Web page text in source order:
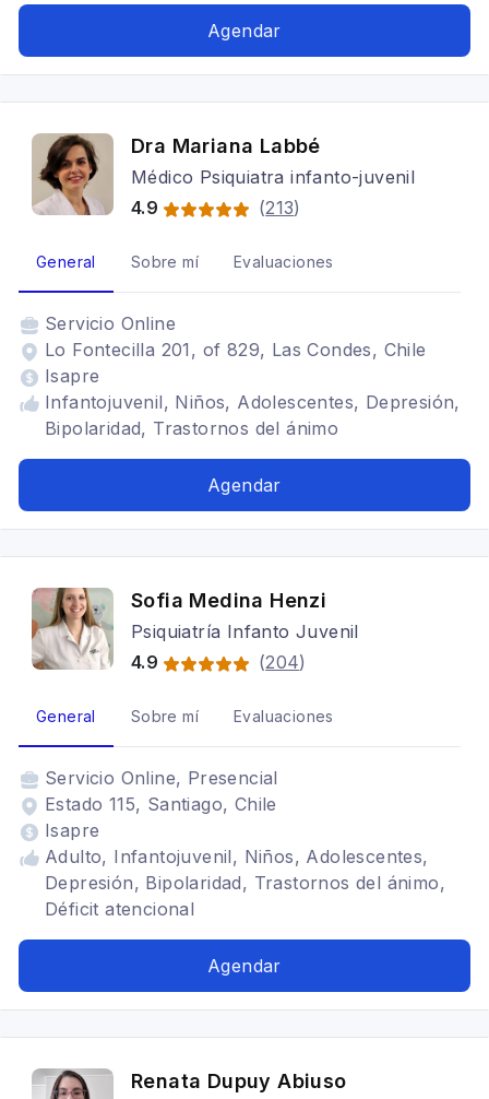
Agendar
Dra Mariana Labbé
Médico Psiquiatra infanto-juvenil
4.9
(213)
General Sobre mí Evaluaciones
Servicio Online
Lo Fontecilla 201, of 829, Las Condes, Chile
Isapre
Infantojuvenil, Niños, Adolescentes, Depresión,
Bipolaridad, Trastornos del ánimo
Agendar
Sofia Medina Henzi
Psiquiatría Infanto Juvenil
4.9
(204)
General Sobre mí Evaluaciones
Servicio Online, Presencial
Estado 115, Santiago, Chile
Isapre
Adulto, Infantojuvenil, Niños, Adolescentes,
Depresión, Bipolaridad, Trastornos del ánimo,
Déficit atencional
Agendar
Renata Dupuy Abiuso